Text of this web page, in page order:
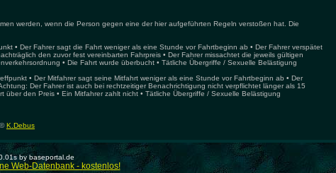
werden, wenn die Person gegen eine der hier aufgeführten Regeln verstoßen hat. Die
• Der Fahrer sagt die Fahrt weniger als eine Stunde vor Fahrtbeginn ab • Der Fahrer verspätet
den zuvor fest vereinbarten Fahrpreis • Der Fahrer missachtet die jeweils gültigen
• Die Fahrt wurde überbucht • Tätliche Übergriffe / Sexuelle Belästigung
• Der Mitfahrer sagt seine Mitfahrt weniger als eine Stunde vor Fahrtbeginn ab • Der
Der Fahrer ist auch bei rechtzeitiger Benachrichtigung nicht verpflichtet länger als 15
den Preis • Ein Mitfahrer zahlt nicht • Tätliche Übergriffe / Sexuelle Belästigung
©K.Debus
by baseportal.de
Web-Datenbank - kostenlos!